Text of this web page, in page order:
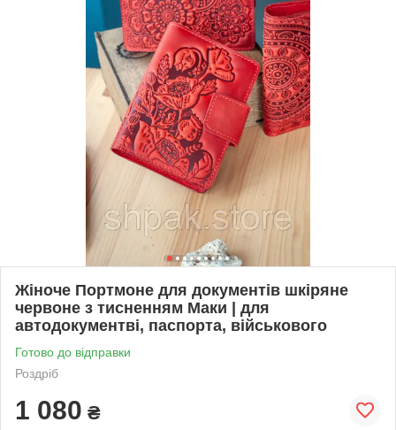
Жіноче Портмоне для документів шкіряне
червоне з тисненням Маки | для
автодокументві, паспорта, військового
Готово до відправки
Роздріб
1 080 ₴